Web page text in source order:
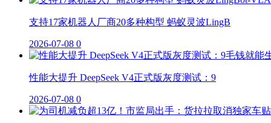
支持17家机器人厂商20多种构型 蚂蚁灵波LingB
2026-07-08 0
性能大提升 DeepSeek V4正式版灰度测试：9
2026-07-08 0